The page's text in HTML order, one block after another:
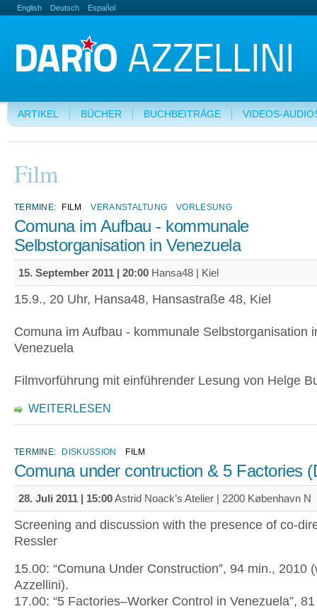
English Deutsch Español
ARTIKEL BÜCHER BUCHBEITRÄGE VIDEOS-
Film
TERMINE: FILM VERANSTALTUNG VORLESUNG
Comuna im Aufbau - kommunale
Selbstorganisation in Venezuela
15. September 2011 | 20:00 Hansa48 | Kiel
15.9., 20 Uhr, Hansa48, Hansastraße 48, Kiel
Comuna im Aufbau - kommunale Selbstorganisation
Venezuela
Filmvorführung mit einführender Lesung von Helge
WEITERLESEN
TERMINE: DISKUSSION FILM
Comuna under contruction & 5 Factories
28. Juli 2011 | 15:00Astrid Noack’s Atelier | 2200 København N
Screening and discussion with the presence of co-
Ressler
15.00: “Comuna Under Construction”, 94 min., 2010
Azzellini).
17.00: “5 Factories–Worker Control in Venezuela”,